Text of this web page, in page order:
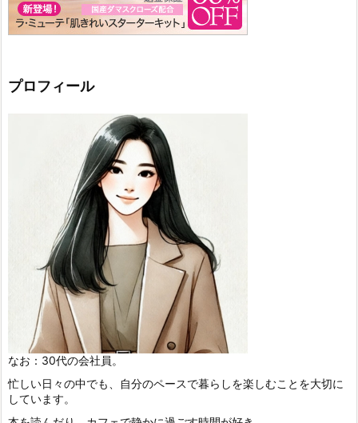
プロフィール
なお：30代の会社員。
忙しい日々の中でも、自分のペースで暮らしを楽しむことを大切に
しています。